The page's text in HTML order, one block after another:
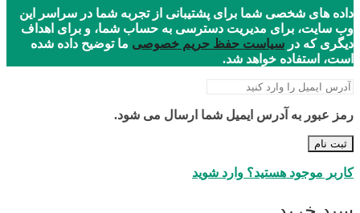
داده های شخصی شما برای پشتیبانی از تجربه شما در سراسر این
وب سایت، برای مدیریت دسترسی به حساب شما، و برای اهداف
دیگری که در سیاست حفظ حریم خصوصی ما توضیح داده شده
است، استفاده خواهد شد.
رمز عبور به آدرس ایمیل شما ارسال می شود.
ثبت نام
کاربر موجود هستید؟ وارد شوید